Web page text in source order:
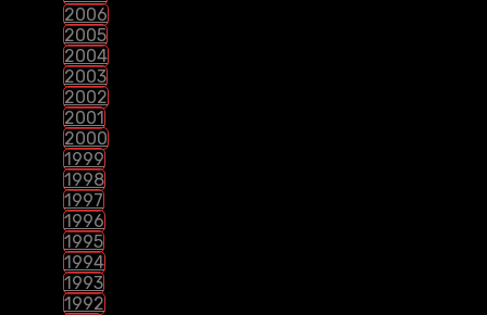
2006
2005
2004
2003
2002
2001
2000
1999
1998
1997
1996
1995
1994
1993
1992